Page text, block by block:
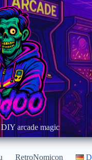
arcade magic
RetroNomicon